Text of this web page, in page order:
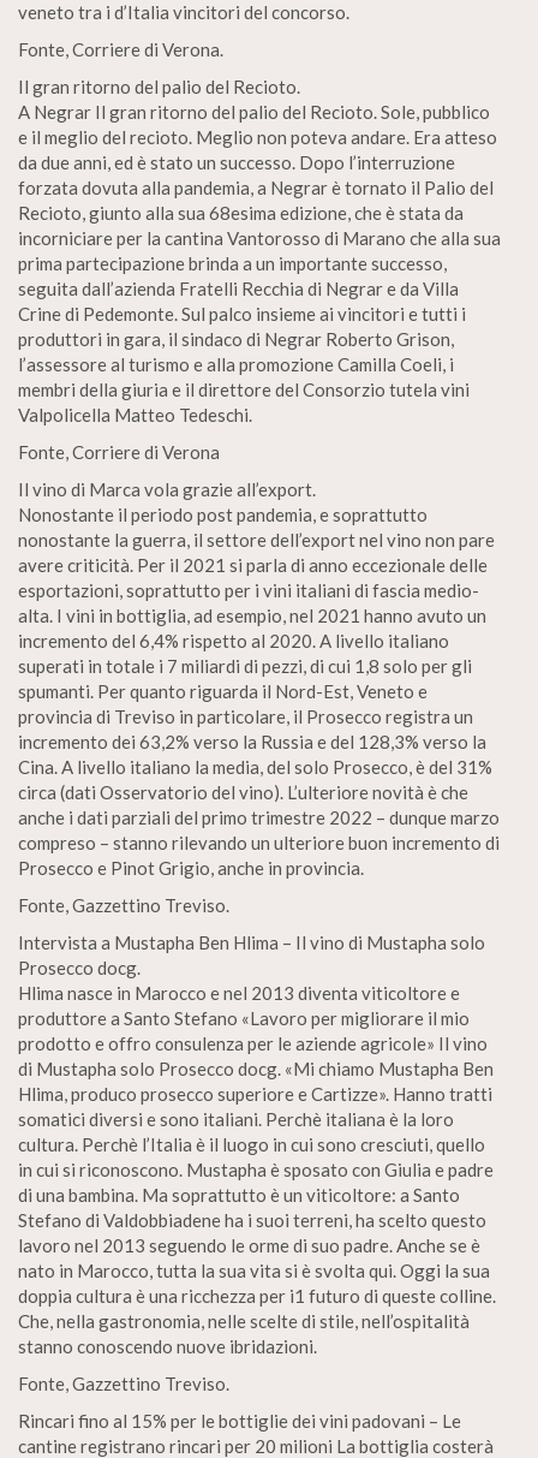
veneto tra i d’Italia vincitori del concorso.
Fonte, Corriere di Verona.
Il gran ritorno del palio del Recioto.
A Negrar Il gran ritorno del palio del Recioto. Sole, pubblico
e il meglio del recioto. Meglio non poteva andare. Era atteso
da due anni, ed è stato un successo. Dopo l’interruzione
forzata dovuta alla pandemia, a Negrar è tornato il Palio del
Recioto, giunto alla sua 68esima edizione, che è stata da
incorniciare per la cantina Vantorosso di Marano che alla sua
prima partecipazione brinda a un importante successo,
seguita dall’azienda Fratelli Recchia di Negrar e da Villa
Crine di Pedemonte. Sul palco insieme ai vincitori e tutti i
produttori in gara, il sindaco di Negrar Roberto Grison,
l’assessore al turismo e alla promozione Camilla Coeli, i
membri della giuria e il direttore del Consorzio tutela vini
Valpolicella Matteo Tedeschi.
Fonte, Corriere di Verona
Il vino di Marca vola grazie all’export.
Nonostante il periodo post pandemia, e soprattutto
nonostante la guerra, il settore dell’export nel vino non pare
avere criticità. Per il 2021 si parla di anno eccezionale delle
esportazioni, soprattutto per i vini italiani di fascia medio-
alta. I vini in bottiglia, ad esempio, nel 2021 hanno avuto un
incremento del 6,4% rispetto al 2020. A livello italiano
superati in totale i 7 miliardi di pezzi, di cui 1,8 solo per gli
spumanti. Per quanto riguarda il Nord-Est, Veneto e
provincia di Treviso in particolare, il Prosecco registra un
incremento dei 63,2% verso la Russia e del 128,3% verso la
Cina. A livello italiano la media, del solo Prosecco, è del 31%
circa (dati Osservatorio del vino). L’ulteriore novità è che
anche i dati parziali del primo trimestre 2022 – dunque marzo
compreso – stanno rilevando un ulteriore buon incremento di
Prosecco e Pinot Grigio, anche in provincia.
Fonte, Gazzettino Treviso.
Intervista a Mustapha Ben Hlima – Il vino di Mustapha solo
Prosecco docg.
Hlima nasce in Marocco e nel 2013 diventa viticoltore e
produttore a Santo Stefano «Lavoro per migliorare il mio
prodotto e offro consulenza per le aziende agricole» Il vino
di Mustapha solo Prosecco docg. «Mi chiamo Mustapha Ben
Hlima, produco prosecco superiore e Cartizze». Hanno tratti
somatici diversi e sono italiani. Perchè italiana è la loro
cultura. Perchè l’Italia è il luogo in cui sono cresciuti, quello
in cui si riconoscono. Mustapha è sposato con Giulia e padre
di una bambina. Ma soprattutto è un viticoltore: a Santo
Stefano di Valdobbiadene ha i suoi terreni, ha scelto questo
lavoro nel 2013 seguendo le orme di suo padre. Anche se è
nato in Marocco, tutta la sua vita si è svolta qui. Oggi la sua
doppia cultura è una ricchezza per i1 futuro di queste colline.
Che, nella gastronomia, nelle scelte di stile, nell’ospitalità
stanno conoscendo nuove ibridazioni.
Fonte, Gazzettino Treviso.
Rincari fino al 15% per le bottiglie dei vini padovani – Le
cantine registrano rincari per 20 milioni La bottiglia costerà